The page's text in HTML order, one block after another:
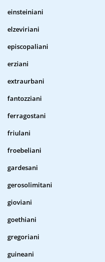
einsteiniani
elzeviriani
episcopaliani
erziani
extraurbani
fantozziani
ferragostani
friulani
froebeliani
gardesani
gerosolimitani
gioviani
goethiani
gregoriani
guineani